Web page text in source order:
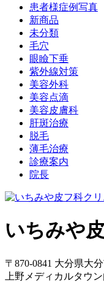
患者様症例写真
新商品
未分類
毛穴
眼瞼下垂
紫外線対策
美容外科
美容点滴
美容皮膚科
肝斑治療
脱毛
薄毛治療
診療案内
院長
いちみや
〒870-0841 大分県大
上野メディカルタウ